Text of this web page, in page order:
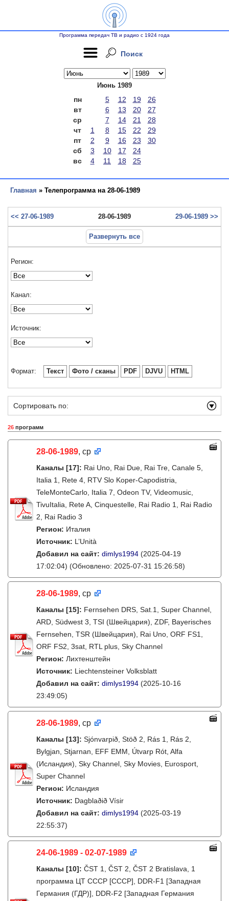
Программа передач ТВ и радио с 1924 года
Поиск
Июнь 1989
пн 5 12 19
26
вт
6 13 20
27
ср
7 14 21
28
чт
1 8 15 22
29
пт
2 9 16 23
30
сб
3 10 17
24
вс
4 11 18 25
Главная » Телепрограмма на 28-06-1989
<< 27-06-1989 28-06-1989 29-06-1989 >>
Развернуть все
Регион:
Канал:
Источник:
Формат: Текст Фото / сканы PDF DJVU HTML
Сортировать по:
26 программ
28-06-1989, ср
Каналы [17]: Rai Uno, Rai Due, Rai Tre, Canale 5,
Italia 1, Rete 4, RTV Slo Koper-Capodistria,
TeleMonteCarlo, Italia 7, Odeon TV, Videomusic,
TivuItalia, Rete A, Cinquestelle, Rai Radio 1, Rai Radio
2, Rai Radio 3
Регион: Италия
Источник: L’Unità
Добавил на сайт: dimlys1994 (2025-04-19
17:02:04) (Обновлено: 2025-07-31 15:26:58)
28-06-1989, ср
Каналы [15]: Fernsehen DRS, Sat.1, Super Channel,
ARD, Südwest 3, TSI (Швейцария), ZDF, Bayerisches
Fernsehen, TSR (Швейцария), Rai Uno, ORF FS1,
ORF FS2, 3sat, RTL plus, Sky Channel
Регион: Лихтенштейн
Источник: Liechtensteiner Volksblatt
Добавил на сайт: dimlys1994 (2025-10-16
23:49:05)
28-06-1989, ср
Каналы [13]: Sjónvarpið, Stöð 2, Rás 1, Rás 2,
Bylgjan, Stjarnan, EFF EMM, Útvarp Rót, Alfa
(Исландия), Sky Channel, Sky Movies, Eurosport,
Super Channel
Регион: Исландия
Источник: Dagblaðið Vísir
Добавил на сайт: dimlys1994 (2025-03-19
22:55:37)
24-06-1989 - 02-07-1989
Каналы [10]: ČST 1, ČST 2, ČST 2 Bratislava, 1
программа ЦТ СССР [СССР], DDR-F1 [Западная
Германия (ГДР)], DDR-F2 [Западная Германия